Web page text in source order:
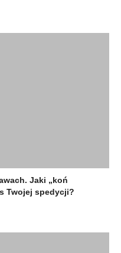
Jaki „koń
Twojej spedycji?